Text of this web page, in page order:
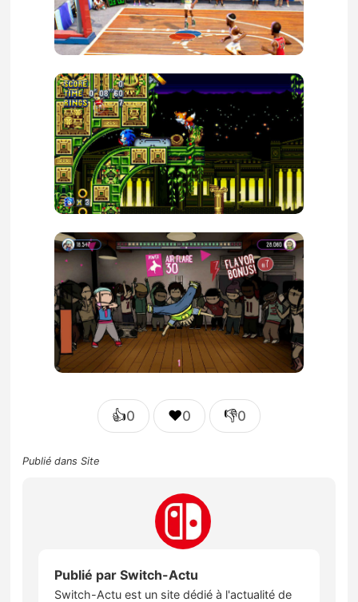
👍0 ❤️0 👎0
Publié dansSite
Publié parSwitch-Actu
Switch-Actu est un site dédié à l'actualité de